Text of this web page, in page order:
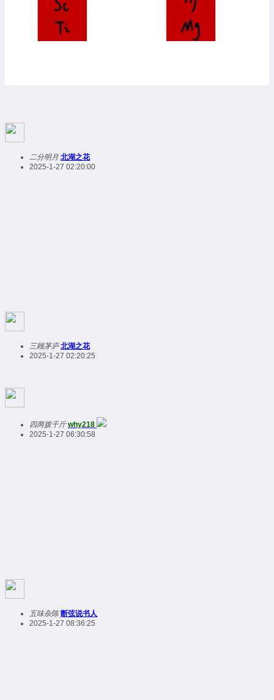
二分明月 北湖之花
2025-1-27 02:20:00
三顾茅庐 北湖之花
2025-1-27 02:20:25
四两拨千斤 why218
2025-1-27 06:30:58
五味杂陈 断弦说书人
2025-1-27 08:36:25